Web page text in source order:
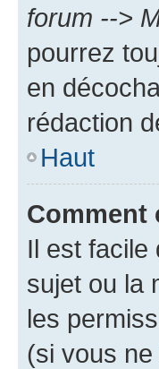
forum -->
pourrez
en
rédaction
Haut
Comment
Il est facile
sujet ou la
les
(si vous